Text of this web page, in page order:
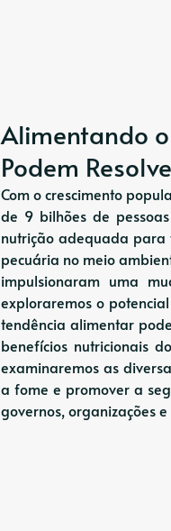
Alimentando
Podem
Com o crescimento
de 9 bilhões de
nutrição adequada para
pecuária no meio
impulsionaram uma
exploraremos o
tendência alimentar
benefícios nutricionais
examinaremos as
a fome e promover a
governos, organizações